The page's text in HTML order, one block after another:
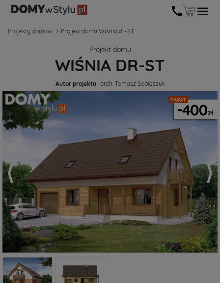
Projekty domów Projekt domu Wiśnia dr-ST
Projekt domu
WIŚNIA DR-ST
Autor projektu arch. Tomasz Sobieszuk